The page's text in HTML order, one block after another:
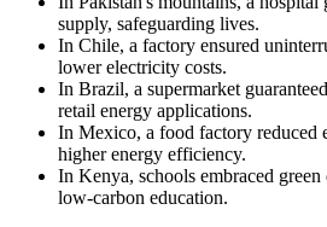
supply, safeguarding lives.
In Chile, a factory ensured
lower electricity costs.
In Brazil, a supermarket
retail energy applications.
In Mexico, a food factory reduced
higher energy efficiency.
In Kenya, schools embraced
low-carbon education.